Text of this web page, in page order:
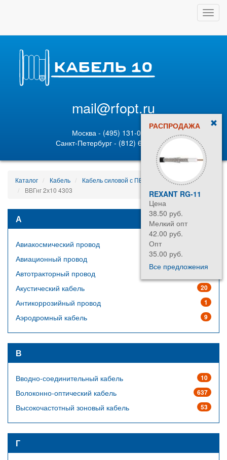
mail@rfopt.ru
Москва - (495) 131-02-05
Санкт-Петербург - (812) 628-80-89
РАСПРОДАЖА
REXANT RG-11
Цена
38.50 руб.
Мелкий опт
42.00 руб.
Опт
35.00 руб.
Все предложения
Каталог Кабель
Кабель силовой с ПВХ изоляцией
ВВГнг 2х10 4303
А
Авиакосмический провод
Авиационный провод
Автотракторный провод
20
Акустический кабель
1
Антикоррозийный провод
9
Аэродромный кабель
В
10
Вводно-соединительный кабель
637
Волоконно-оптический кабель
53
Высокочастотный зоновый кабель
Г